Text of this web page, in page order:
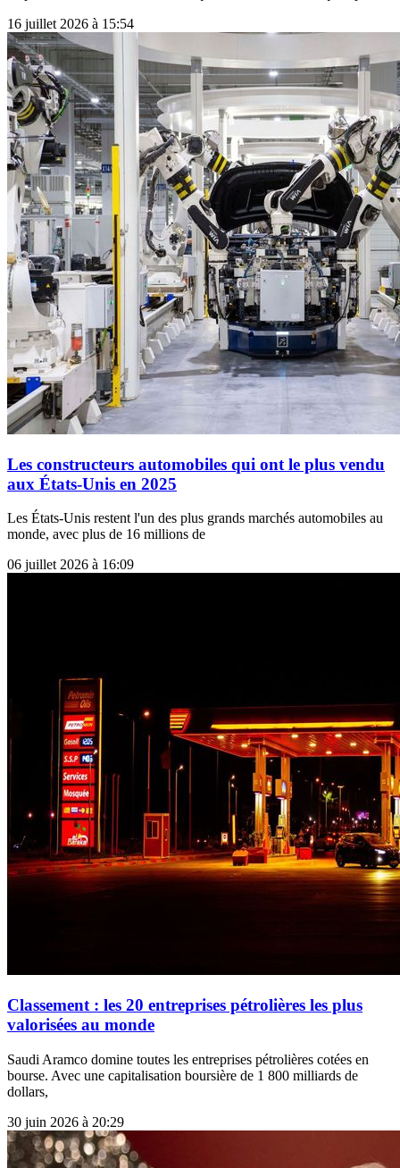
16 juillet 2026 à 15:54
Les constructeurs automobiles qui ont le plus vendu
aux États-Unis en 2025
Les États-Unis restent l'un des plus grands marchés automobiles au
monde, avec plus de 16 millions de
06 juillet 2026 à 16:09
Classement : les 20 entreprises pétrolières les plus
valorisées au monde
Saudi Aramco domine toutes les entreprises pétrolières cotées en
bourse. Avec une capitalisation boursière de 1 800 milliards de
dollars,
30 juin 2026 à 20:29